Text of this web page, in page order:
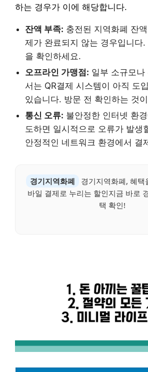
하는 경우가 이에 해당합니다.
잔액 부족: 충전된 지역화폐 잔
제가 완료되지 않는 경우입니다.
을 확인하세요.
오프라인 가맹점: 일부 소규모나
서는 QR결제 시스템이 아직 도
있습니다. 방문 전 확인하는 것
통신 오류: 불안정한 인터넷 환
도하면 일시적으로 오류가 발생
안정적인 네트워크 환경에서 결
경기지역화폐
경기지역화폐, 혜택
바일 결제로 누리는 할인지금 바로
택 확인!